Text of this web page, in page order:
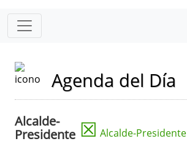
Agenda del Día
Alcalde-
Presidente ☒ Alcalde-Presidente